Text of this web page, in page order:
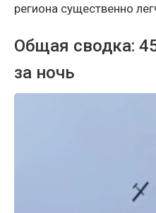
региона существенно
Общая сводка:
за ночь